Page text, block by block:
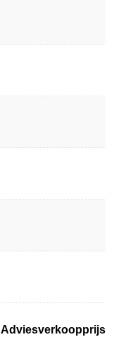
Adviesverkoopprijs